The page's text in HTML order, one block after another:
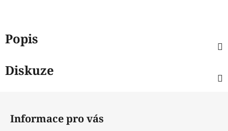
Popis
Diskuze
Informace pro vás